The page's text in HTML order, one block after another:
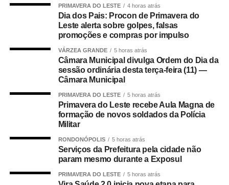
• 499.509 são servidores públicos, inscritos no Programa
de Formação do Patrimônio do Servidor Público (Pasep),
pagos pelo Banco do Brasil, com total de cerca de R$
Quem tem direito ao Abono
Salarial
Tem direito ao benefício o trabalhador que:
• Está inscrito no Pis/Pasep há pelo menos cinco anos;
• Trabalhou com carteira assinada por no mínimo 30 dias
PRIMAVERA DO LESTE 4 horas atrás
Dia dos Pais: Procon de Primavera do
Leste alerta sobre golpes, falsas
promoções e compras por impulso
VÁRZEA GRANDE 5 horas atrás
Câmara Municipal divulga Ordem do Dia da
sessão ordinária desta terça-feira (11) —
Câmara Municipal
PRIMAVERA DO LESTE 5 horas atrás
Primavera do Leste recebe Aula Magna de
formação de novos soldados da Polícia
Militar
RONDONÓPOLIS 5 horas atrás
Serviços da Prefeitura pela cidade não
param mesmo durante a Exposul
PRIMAVERA DO LESTE 5 horas atrás